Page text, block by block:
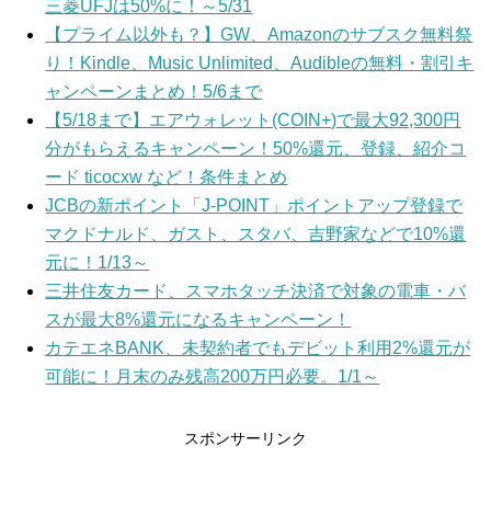
三菱UFJは50%に！～5/31
【プライム以外も？】GW、Amazonのサブスク無料祭
り！Kindle、Music Unlimited、Audibleの無料・割引キ
ャンペーンまとめ！5/6まで
【5/18まで】エアウォレット(COIN+)で最大92,300円
分がもらえるキャンペーン！50%還元、登録、紹介コ
ード ticocxw など！条件まとめ
JCBの新ポイント「J-POINT」ポイントアップ登録で
マクドナルド、ガスト、スタバ、吉野家などで10%還
元に！1/13～
三井住友カード、スマホタッチ決済で対象の電車・バ
スが最大8%還元になるキャンペーン！
カテエネBANK、未契約者でもデビット利用2%還元が
可能に！月末のみ残高200万円必要。1/1～
スポンサーリンク